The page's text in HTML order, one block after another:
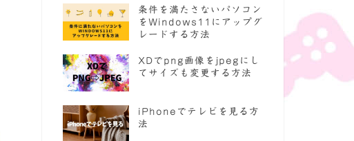
条件を満たさないパソコン
をWindows11にアップグ
レードする方法
XDでpng画像をjpegにし
てサイズも変更する方法
iPhoneでテレビを見る方
法